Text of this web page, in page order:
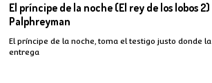
El príncipe de la noche (El rey de los lobos
Palphreyman
El príncipe de la noche, toma el testigo justo donde
entrega